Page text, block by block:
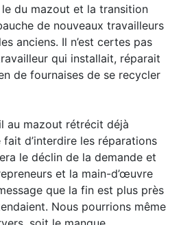
du mazout et la transition
de nouveaux travailleurs
anciens. Il n’est certes pas
qui installait, réparait
de fournaises de se recycler
au mazout rétrécit déjà
fait d’interdire les réparations
le déclin de la demande et
et la main-d’œuvre
que la fin est plus près
Nous pourrions même